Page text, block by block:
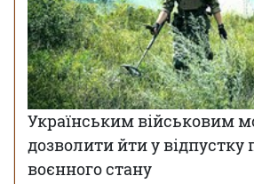
Українським військовим
дозволити йти у відпустку
воєнного стану